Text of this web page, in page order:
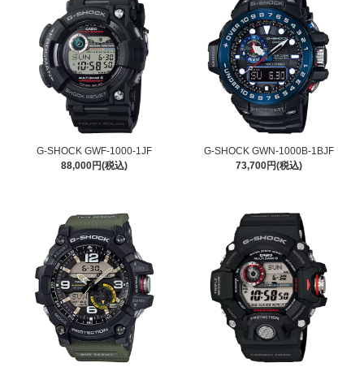
G-SHOCK GWF-1000-1JF
88,000円(税込)
G-SHOCK GWN-1000B-1BJF
73,700円(税込)